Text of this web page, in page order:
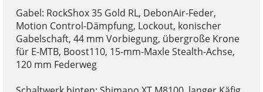
Gabel: RockShox 35 Gold RL, DebonAir-Feder,
Motion Control-Dämpfung, Lockout, konischer
Gabelschaft, 44 mm Vorbiegung, übergroße Krone
für E-MTB, Boost110, 15-mm-Maxle Stealth-Achse,
120 mm Federweg